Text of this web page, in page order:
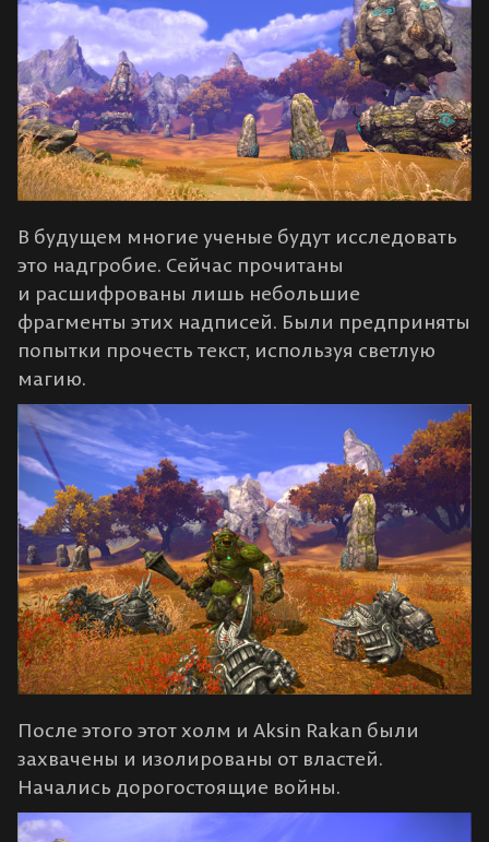
В будущем многие ученые будут исследовать
это надгробие. Сейчас прочитаны
и расшифрованы лишь небольшие
фрагменты этих надписей. Были предприняты
попытки прочесть текст, используя светлую
магию.
После этого этот холм и Aksin Rakan были
захвачены и изолированы от властей.
Начались дорогостоящие войны.